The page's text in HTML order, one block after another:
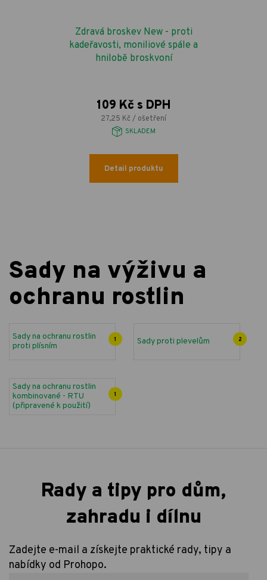
Zdravá broskev New - proti
kadeřavosti, moniliové spále a
hnilobě broskvoní
109 Kč s DPH
27,25 Kč / ošetření
SKLADEM
Detail produktu
Sady na výživu a
ochranu rostlin
Sady na ochranu rostlin
proti plísním
1 Sady proti plevelům 2
Sady na ochranu rostlin
kombinované - RTU
(připravené k použití)
1
Rady a tipy pro dům,
zahradu i dílnu
Zadejte e-mail a získejte praktické rady, tipy a
nabídky od Prohopo.